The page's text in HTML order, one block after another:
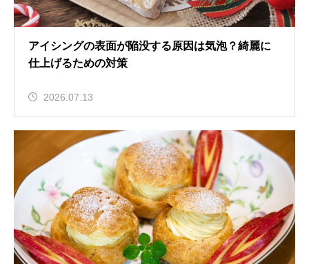
アイシングの表面が陥没する原因は気泡？綺麗に
仕上げるための対策
2026.07.13